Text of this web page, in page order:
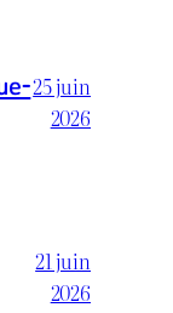
25 juin
2026
21 juin
2026